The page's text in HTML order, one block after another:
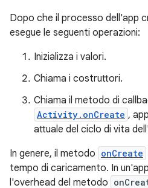
Dopo che il processo dell'app
esegue le seguenti operazioni:
Inizializza i valori.
Chiama i costruttori.
Chiama il metodo di
Activity.onCreate ,
attuale del ciclo di vita
In genere, il metodo onCreate
tempo di caricamento. In
l'overhead del metodo